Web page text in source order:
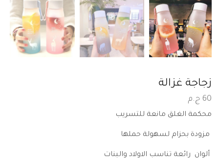
زجاجة غزالة
60 ج.م
محكمة الغلق مانعة للتسريب
مزودة بحزام لسهولة حملها
ألوان رائعة تناسب الاولاد والبنات